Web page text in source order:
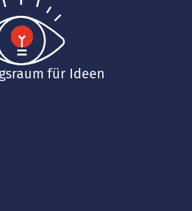
für Ideen